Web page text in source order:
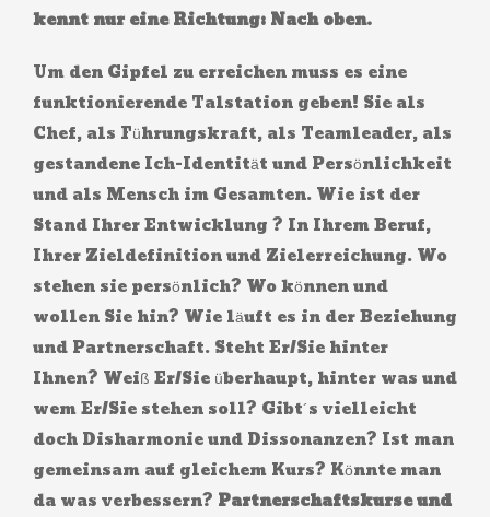
kennt nur eine Richtung: Nach oben.
Um den Gipfel zu erreichen muss es eine
funktionierende Talstation geben! Sie als
Chef, als Führungskraft, als Teamleader, als
gestandene Ich-Identität und Persönlichkeit
und als Mensch im Gesamten. Wie ist der
Stand Ihrer Entwicklung ? In Ihrem Beruf,
Ihrer Zieldefinition und Zielerreichung. Wo
stehen sie persönlich? Wo können und
wollen Sie hin? Wie läuft es in der Beziehung
und Partnerschaft. Steht Er/Sie hinter
Ihnen? Weiß Er/Sie überhaupt, hinter was und
wem Er/Sie stehen soll? Gibt´s vielleicht
doch Disharmonie und Dissonanzen? Ist man
gemeinsam auf gleichem Kurs? Könnte man
da was verbessern? Partnerschaftskurse und